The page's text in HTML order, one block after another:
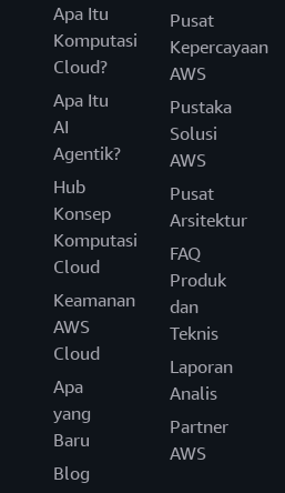
Apa Itu
Komputasi
Cloud?
Apa Itu
AI
Agentik?
Hub
Konsep
Komputasi
Cloud
Keamanan
AWS
Cloud
Apa
yang
Baru
Blog
Pusat
Kepercayaan
AWS
Pustaka
Solusi
AWS
Pusat
Arsitektur
FAQ
Produk
dan
Teknis
Laporan
Analis
Partner
AWS